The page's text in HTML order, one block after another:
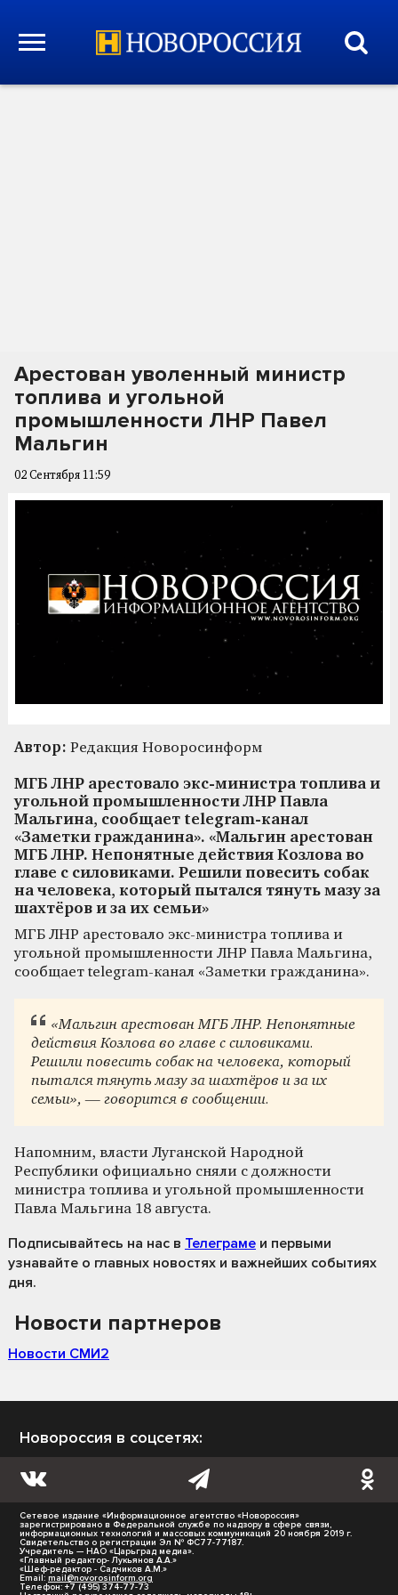
Арестован уволенный министр
топлива и угольной
промышленности ЛНР Павел
Мальгин
02 Сентября 11:59
Автор: Редакция Новоросинформ
МГБ ЛНР арестовало экс-министра топлива и
угольной промышленности ЛНР Павла
Мальгина, сообщает telegram-канал
«Заметки гражданина». «Мальгин арестован
МГБ ЛНР. Непонятные действия Козлова во
главе с силовиками. Решили повесить собак
на человека, который пытался тянуть мазу за
шахтёров и за их семьи»
МГБ ЛНР арестовало экс-министра топлива и
угольной промышленности ЛНР Павла Мальгина,
сообщает telegram-канал «Заметки гражданина».
«Мальгин арестован МГБ ЛНР. Непонятные
действия Козлова во главе с силовиками.
Решили повесить собак на человека, который
пытался тянуть мазу за шахтёров и за их
семьи», — говорится в сообщении.
Напомним, власти Луганской Народной
Республики официально сняли с должности
министра топлива и угольной промышленности
Павла Мальгина 18 августа.
Подписывайтесь на нас в Телеграме и первыми
узнавайте о главных новостях и важнейших событиях
дня.
Новости партнеров
Новости СМИ2
Новороссия в соцсетях:
Сетевое издание «Информационное агентство «Новороссия»
зарегистрировано в Федеральной службе по надзору в сфере связи,
информационных технологий и массовых коммуникаций 20 ноября 2019 г.
Свидетельство о регистрации Эл № ФС77-77187.
Учредитель — НАО «Царьград медиа».
«Главный редактор- Лукьянов А.А.»
«Шеф-редактор - Садчиков А.М.»
Email: mail@novorosinform.org
Телефон: +7 (495) 374-77-73